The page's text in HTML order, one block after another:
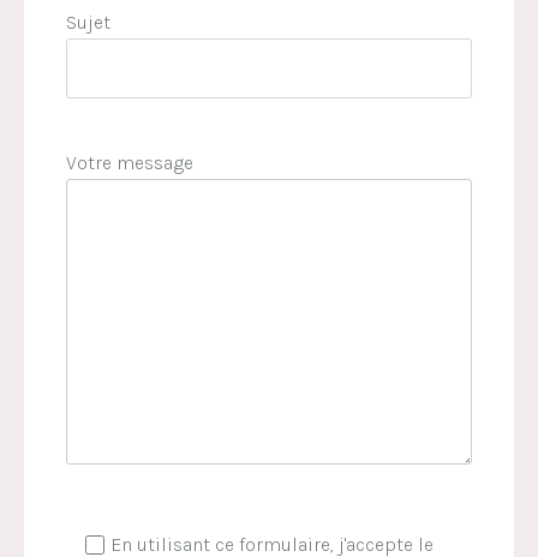
Sujet
Votre message
En utilisant ce formulaire, j'accepte le